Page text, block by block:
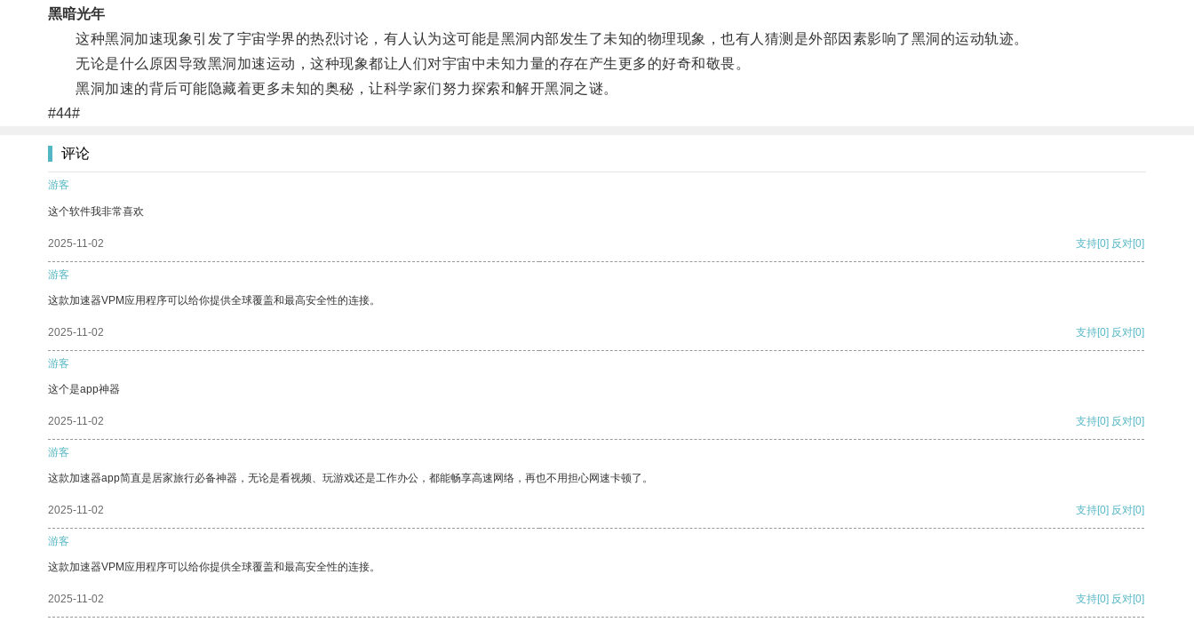
黑暗光年
这种黑洞加速现象引发了宇宙学界的热烈讨论，有人认为这可能是黑洞内部发生了未知的物理现象，也有人猜测是外部因素影响了黑洞的运动轨迹。
无论是什么原因导致黑洞加速运动，这种现象都让人们对宇宙中未知力量的存在产生更多的好奇和敬畏。
黑洞加速的背后可能隐藏着更多未知的奥秘，让科学家们努力探索和解开黑洞之谜。
#44#
评论
游客
这个软件我非常喜欢
2025-11-02 支持[0] 反对[0]
游客
这款加速器VPM应用程序可以给你提供全球覆盖和最高安全性的连接。
2025-11-02 支持[0] 反对[0]
游客
这个是app神器
2025-11-02 支持[0] 反对[0]
游客
这款加速器app简直是居家旅行必备神器，无论是看视频、玩游戏还是工作办公，都能畅享高速网络，再也不用担心网速卡顿了。
2025-11-02 支持[0] 反对[0]
游客
这款加速器VPM应用程序可以给你提供全球覆盖和最高安全性的连接。
2025-11-02 支持[0] 反对[0]